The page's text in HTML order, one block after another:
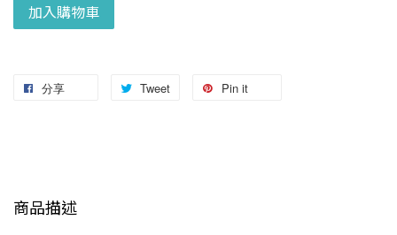
加入購物車
分享 Tweet Pin it
商品描述